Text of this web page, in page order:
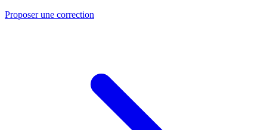
Proposer une correction